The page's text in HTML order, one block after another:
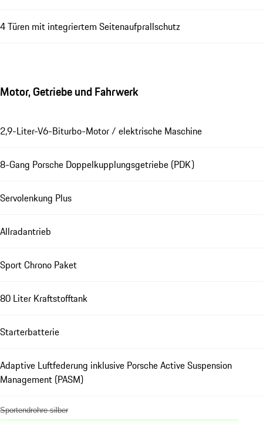
4 Türen mit integriertem Seitenaufprallschutz
Motor, Getriebe und Fahrwerk
2,9-Liter-V6-Biturbo-Motor / elektrische Maschine
8-Gang Porsche Doppelkupplungsgetriebe (PDK)
Servolenkung Plus
Allradantrieb
Sport Chrono Paket
80 Liter Kraftstofftank
Starterbatterie
Adaptive Luftfederung inklusive Porsche Active Suspension
Management (PASM)
Sportendrohre silber